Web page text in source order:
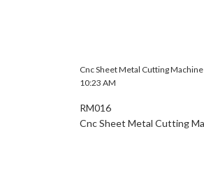
Cnc Sheet Metal Cutting Machine
10:23 AM
RM016
Cnc Sheet Metal Cutting